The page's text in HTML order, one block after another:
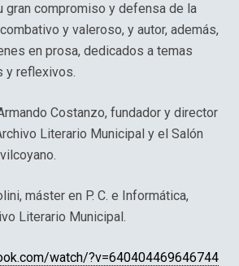
gran compromiso y defensa de la
y valeroso, y autor, además,
en prosa, dedicados a temas
y reflexivos.
Costanzo, fundador y director
Literario Municipal y el Salón
máster en P. C. e Informática,
Literario Municipal.
watch/?v=640404469646744